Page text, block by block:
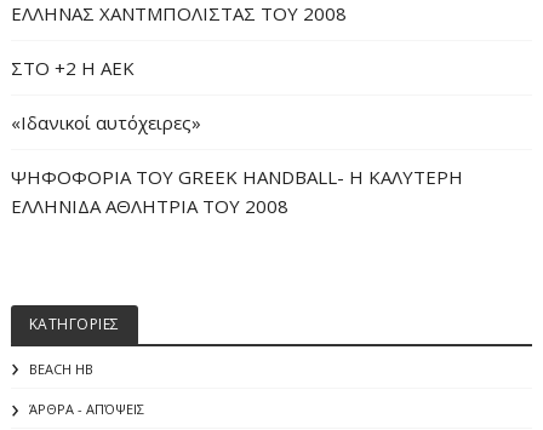
ΕΛΛΗΝΑΣ ΧΑΝΤΜΠΟΛΙΣΤΑΣ ΤΟΥ 2008
ΣΤΟ +2 Η ΑΕΚ
«Iδανικοί αυτόχειρες»
ΨΗΦΟΦΟΡΙΑ ΤΟΥ GREEK HANDBALL- H ΚΑΛΥΤΕΡΗ
ΕΛΛΗΝΙΔΑ ΑΘΛΗΤΡΙΑ ΤΟΥ 2008
ΚΑΤΗΓΟΡΙΕΣ
BEACH HB
ΆΡΘΡΑ - ΑΠΌΨΕΙΣ